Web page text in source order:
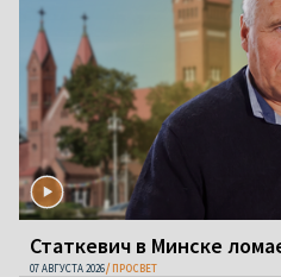
Статкевич в Минске
07 АВГУСТА 2026 ПРОСВЕТ